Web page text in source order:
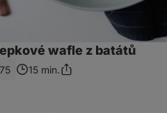
wafle z batátů
15 min.Sdílet